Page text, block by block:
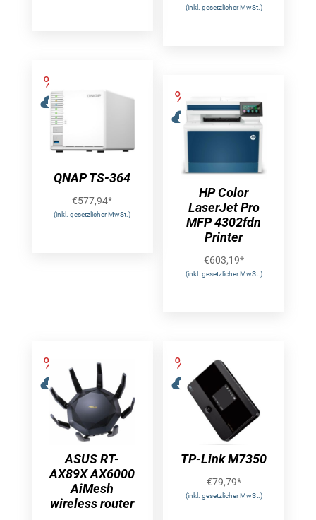
(inkl. gesetzlicher MwSt.)
QNAP TS-364
€577,94*
(inkl. gesetzlicher MwSt.)
HP Color
LaserJet Pro
MFP 4302fdn
Printer
€603,19*
(inkl. gesetzlicher MwSt.)
ASUS RT-
AX89X AX6000
AiMesh
wireless router
TP-Link M7350
€79,79*
(inkl. gesetzlicher MwSt.)